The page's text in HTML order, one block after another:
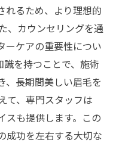
れるため、より理想的
、カウンセリングを通
ーケアの重要性につい
識を持つことで、施術
、長期間美しい眉毛を
て、専門スタッフは
スも提供します。この
成功を左右する大切な